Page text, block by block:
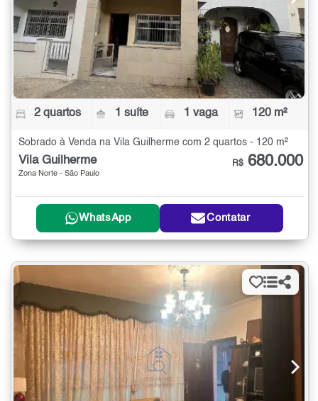
2 quartos 1 suíte 1 vaga 120 m²
Sobrado à Venda na Vila Guilherme com 2 quartos - 120 m²
Vila Guilherme
Zona Norte - São Paulo
R$ 680.000
WhatsApp Contatar